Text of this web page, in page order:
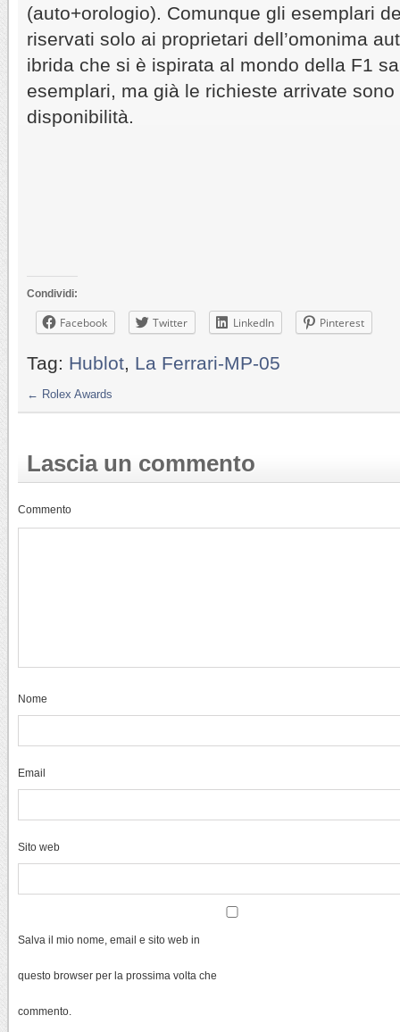
(auto+orologio). Comunque gli esemplari
riservati solo ai proprietari dell’omonima
ibrida che si è ispirata al mondo della F1
esemplari, ma già le richieste arrivate
disponibilità.
Condividi:
Facebook Twitter LinkedIn Pinterest
Tag: Hublot La Ferrari-MP-05
← Rolex Awards
Lascia un commento
Commento
Nome
Email
Sito web
Salva il mio nome, email e sito web in
questo browser per la prossima volta che
commento.